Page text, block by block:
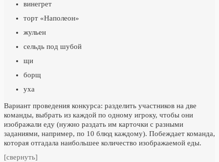
винегрет
торт «Наполеон»
жульен
сельдь под шубой
щи
борщ
уха
Вариант проведения конкурса: разделить участников на две
команды, выбрать из каждой по одному игроку, чтобы они
изображали еду (нужно раздать им карточки с разными
заданиями, например, по 10 блюд каждому). Побеждает команда,
которая отгадала наибольшее количество изображаемой еды.
[свернуть]